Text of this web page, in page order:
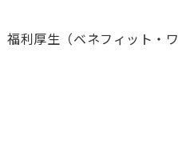
利厚生（ベネフィット・ワ